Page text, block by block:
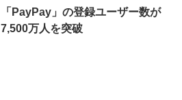
「PayPay」の登録ユーザー数が
7,500万人を突破